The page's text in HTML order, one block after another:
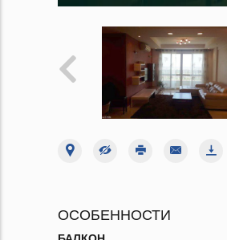
ОСОБЕННОСТИ